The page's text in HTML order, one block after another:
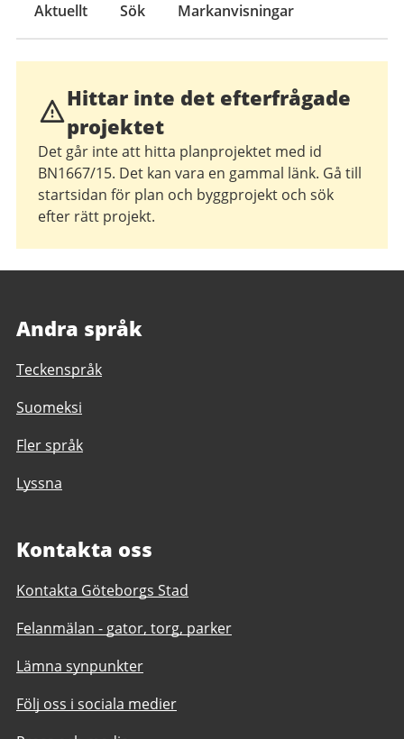
Aktuellt Sök Markanvisningar
Hittar inte det efterfrågade
projektet
Det går inte att hitta planprojektet med id
BN1667/15. Det kan vara en gammal länk. Gå till
startsidan för plan och byggprojekt och sök
efter rätt projekt.
Andra språk
Teckenspråk
Suomeksi
Fler språk
Lyssna
Kontakta oss
Kontakta Göteborgs Stad
Felanmälan - gator, torg, parker
Lämna synpunkter
Följ oss i sociala medier